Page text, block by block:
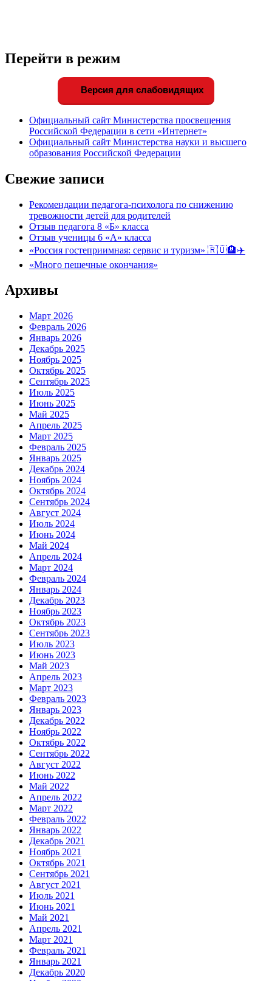
Перейти в режим
Версия для слабовидящих
Официальный сайт Министерства просвещения
Российской Федерации в сети «Интернет»
Официальный сайт Министерства науки и высшего
образования Российской Федерации
Свежие записи
Рекомендации педагога-психолога по снижению
тревожности детей для родителей
Отзыв педагога 8 «Б» класса
Отзыв ученицы 6 «А» класса
«Россия гостеприимная: сервис и туризм» 🇷🇺🏨✈️
«Много пешечные окончания»
Архивы
Март 2026
Февраль 2026
Январь 2026
Декабрь 2025
Ноябрь 2025
Октябрь 2025
Сентябрь 2025
Июль 2025
Июнь 2025
Май 2025
Апрель 2025
Март 2025
Февраль 2025
Январь 2025
Декабрь 2024
Ноябрь 2024
Октябрь 2024
Сентябрь 2024
Август 2024
Июль 2024
Июнь 2024
Май 2024
Апрель 2024
Март 2024
Февраль 2024
Январь 2024
Декабрь 2023
Ноябрь 2023
Октябрь 2023
Сентябрь 2023
Июль 2023
Июнь 2023
Май 2023
Апрель 2023
Март 2023
Февраль 2023
Январь 2023
Декабрь 2022
Ноябрь 2022
Октябрь 2022
Сентябрь 2022
Август 2022
Июнь 2022
Май 2022
Апрель 2022
Март 2022
Февраль 2022
Январь 2022
Декабрь 2021
Ноябрь 2021
Октябрь 2021
Сентябрь 2021
Август 2021
Июль 2021
Июнь 2021
Май 2021
Апрель 2021
Март 2021
Февраль 2021
Январь 2021
Декабрь 2020